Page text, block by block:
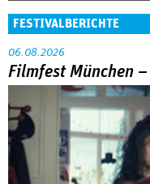
FESTIVALBERICHTE
06.08.2026
Filmfest München